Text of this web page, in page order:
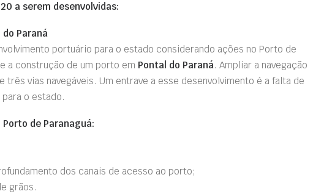
a serem desenvolvidas:
Paraná
portuário para o estado considerando ações no Porto de
e a construção de um porto em Pontal do Paraná. Ampliar a navegação
três vias navegáveis. Um entrave a esse desenvolvimento é a falta de
o estado.
de Paranaguá:
dos canais de acesso ao porto;
grãos.